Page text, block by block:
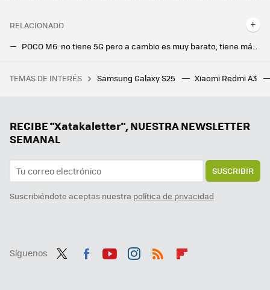
RELACIONADO
POCO M6: no tiene 5G pero a cambio es muy barato, tiene más batería y mejores cámaras
Familia Redmi K70, K70 Pro y K70E: potencia a raudales y brillo de 4.000 nits para amenazar a la gama alta
Decir adiós a la falta de espacio en tu PC no es nada caro. Este SSD Western Digital de 2 TB es un buen ejemplo
TEMAS DE INTERÉS Samsung Galaxy S25 Xiaomi Redmi A3
RECIBE "Xatakaletter", NUESTRA NEWSLETTER
SEMANAL
SUSCRIBIR
Suscribiéndote aceptas nuestra política de privacidad
Síguenos